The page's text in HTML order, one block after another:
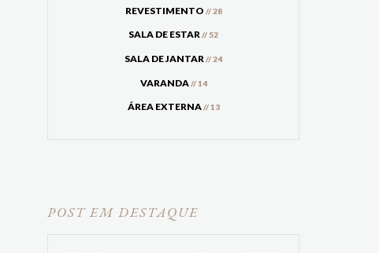
REVESTIMENTO // 28
SALA DE ESTAR// 52
SALA DE JANTAR// 24
VARANDA// 14
ÁREA EXTERNA// 13
POST EM DESTAQUE